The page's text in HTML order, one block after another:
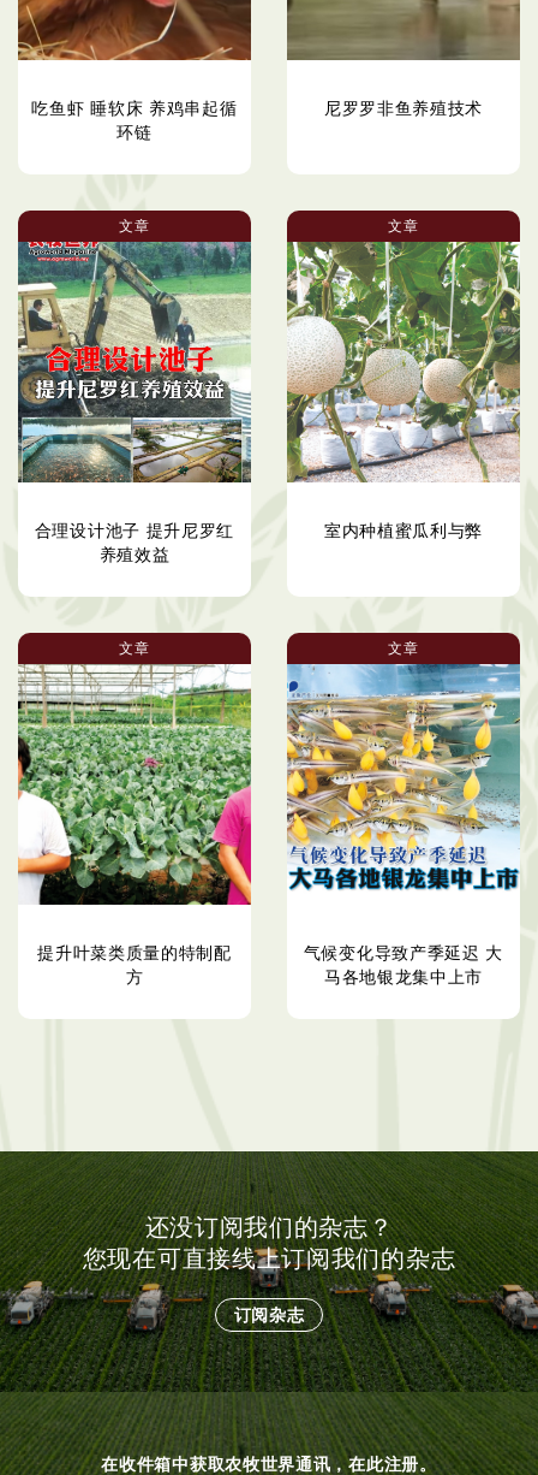
吃鱼虾 睡软床 养鸡串起循
环链
尼罗罗非鱼养殖技术
文章
合理设计池子 提升尼罗红
养殖效益
文章
室内种植蜜瓜利与弊
文章
提升叶菜类质量的特制配
方
文章
气候变化导致产季延迟 大
马各地银龙集中上市
还没订阅我们的杂志？
您现在可直接线上订阅我们的杂志
订阅杂志
在收件箱中获取农牧世界通讯，在此注册。